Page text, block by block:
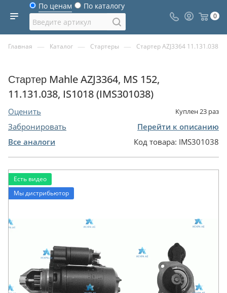
По ценам По каталогу
0
Главная — Каталог — Стартеры — Стартер AZJ3364 11.131.038
Стартер Mahle AZJ3364, MS 152,
11.131.038, IS1018 (IMS301038)
Оценить Куплен23 раз
Забронировать
Перейти к описанию
Все аналоги
Код товара: IMS301038
Есть видео
Мы дистрибьютор